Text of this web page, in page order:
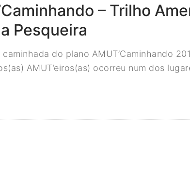
– Trilho
Pesqueira
caminhada do plano AMUT’Caminhando
AMUT’eiros(as) ocorreu num dos